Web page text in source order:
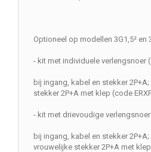
Optioneel op modellen 3G1,5² en
- kit met individuele verlengsnoer
bij ingang, kabel en stekker
stekker 2P+A met klep (code
- kit met drievoudige
bij ingang, kabel en stekker
vrouwelijke stekker 2P+A met